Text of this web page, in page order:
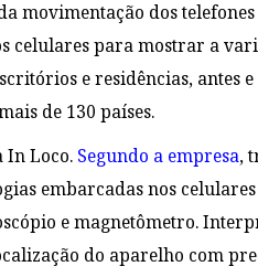
movimentação dos telefones
celulares para mostrar a
e residências, antes
de 130 países.
In Loco. Segundo a empresa,
embarcadas nos
e magnetômetro.
do aparelho com